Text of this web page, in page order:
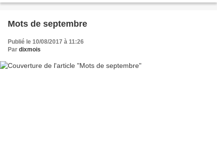
Mots de septembre
Publié le 10/08/2017 à 11:26
Par dixmois